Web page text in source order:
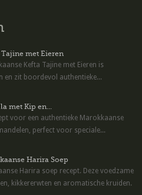
met Eieren
Kefta Tajine met Eieren is
en zit boordevol authentieke...
met Kip en...
voor een authentieke Marokkaanse
perfect voor speciale...
Harira Soep
Harira soep recept. Deze voedzame
kikkererwten en aromatische kruiden.